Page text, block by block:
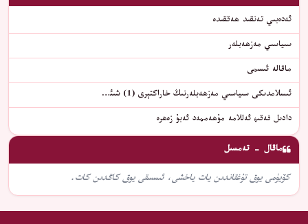
ئەدەبىي تەنقىد ھەققىدە
سىياسىي مەزھەبلەر
ماقالە ئىسمى
ئىسلامدىكى سىياسىي مەزھەبلەرنىڭ خاراكتېرى (1) شىئ…
دادىل فەقىھ ئەللامە مۇھەممەد ئەبۇ زەھرە
ماقال - تەمسىل
كۆيۈمى يوق تۇغقاندىن يات ياخشى، ئىسسقى يوق كاڭدىن كات.